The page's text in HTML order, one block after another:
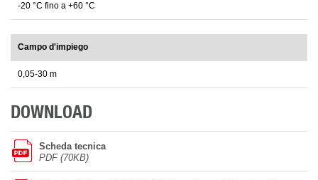
-20 °C fino a +60 °C
Campo d'impiego
0,05-30 m
DOWNLOAD
Scheda tecnica
PDF (70KB)